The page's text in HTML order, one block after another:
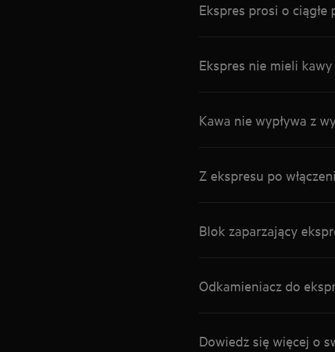
Ekspres prosi o
Ekspres nie mieli kawy
Kawa nie wypływa z
Z ekspresu po
Blok zaparzający
Odkamieniacz do
Dowiedz się więcej o